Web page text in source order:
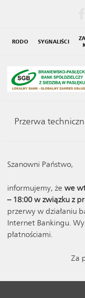
RODO SYGNALIŚCI
Przerwa
Szanowni Państwo,
informujemy, że we
– 18:00 w związku z
przerwy w działaniu
Internet Bankingu.
płatnościami.
Za